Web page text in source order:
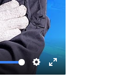
Settings
Enter